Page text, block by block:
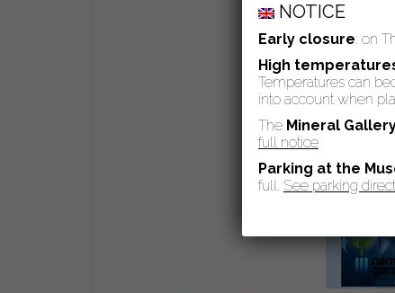
NOTICE
Early closure: on
High
Temperatures can
into account when
The Mineral
full notice
Parking at the
full. See parking